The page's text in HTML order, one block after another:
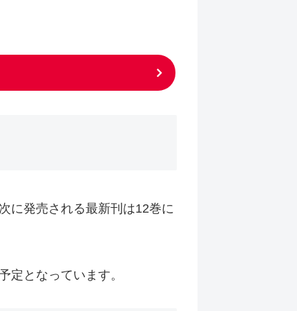
に発売される最新刊は12巻に
定となっています。